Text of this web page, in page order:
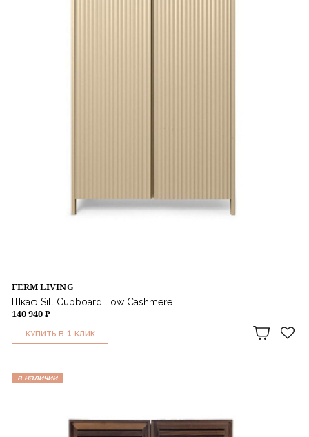
FERM LIVING
Шкаф Sill Cupboard Low Cashmere
140 940 ₽
КУПИТЬ В 1 КЛИК
в наличии